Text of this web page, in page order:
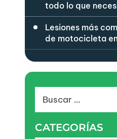
todo lo que
Lesiones más
de motocicleta
CATEGORÍAS